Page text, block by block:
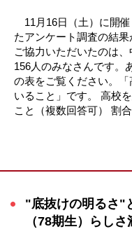
11月16日（土）に開
たアンケート調査の結
ご協力いただいたのは
156人のみなさんです。
の表をご覧ください。
いること」です。 高校
こと（複数回答可） 割
"底抜けの明るさ"
（78期生）らし